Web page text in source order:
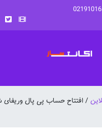
/ افتتاح حساب پی پال